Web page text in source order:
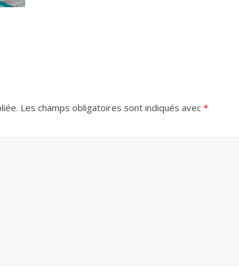
Les champs obligatoires sont indiqués avec *